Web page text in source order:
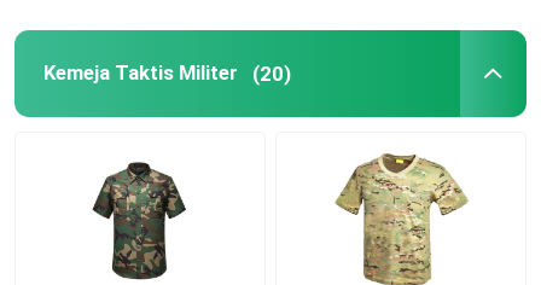
Perlengkapan Berburu Luar Ruangan
Perlengkapan Memancing Luar Ruangan
Sarung Tangan Berkuda Tahan Air
Kemeja Taktis Militer (20)